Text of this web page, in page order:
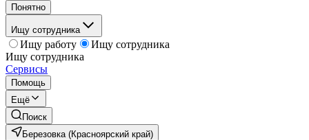
Понятно
Ищу сотрудника
Ищу работу
Ищу сотрудника
Ищу сотрудника
Сервисы
Помощь
Ещё
Поиск
Березовка (Красноярский край)